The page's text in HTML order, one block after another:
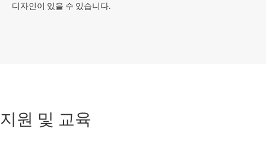
디자인이 있을 수 있습니다.
지원 및 교육